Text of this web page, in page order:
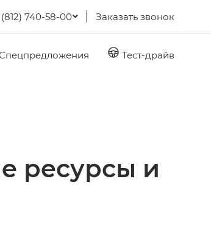
(812) 740-58-00 Заказать звонок
Спецпредложения Тест-драйв
ресурсы и